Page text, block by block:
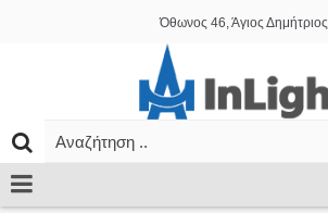
Όθωνος 46, Άγιος Δημήτριος